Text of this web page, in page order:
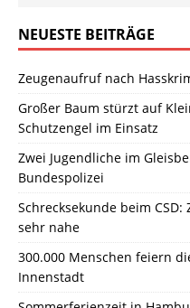
NEUESTE BEITRÄGE
Zeugenaufruf nach
Großer Baum stürzt auf
Schutzengel im Einsatz
Zwei Jugendliche im
Bundespolizei
Schrecksekunde beim CSD:
sehr nahe
300.000 Menschen feiern
Innenstadt